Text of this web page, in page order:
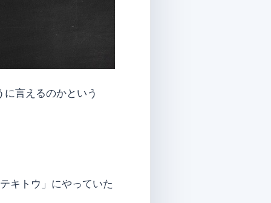
言えるのかという
キトウ」にやっていた